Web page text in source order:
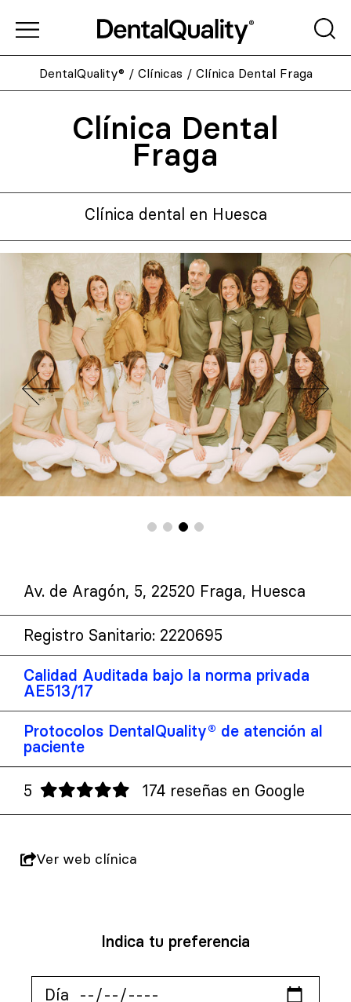
DentalQuality® / Clínicas / Clínica Dental Fraga
Clínica Dental
Fraga
Clínica dental en Huesca
Av. de Aragón, 5, 22520 Fraga, Huesca
Registro Sanitario: 2220695
Calidad Auditada bajo la norma privada
AE513/17
Protocolos DentalQuality® de atención al
paciente
5 174 reseñas en Google
Ver web clínica
Indica tu preferencia